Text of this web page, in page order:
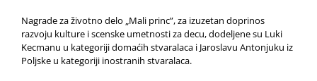
Nagrade za životno delo „Mali princ”, za izuzetan doprinos
razvoju kulture i scenske umetnosti za decu, dodeljene su Luki
Kecmanu u kategoriji domaćih stvaralaca i Jaroslavu Antonjuku iz
Poljske u kategoriji inostranih stvaralaca.